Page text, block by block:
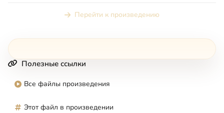
Перейти к произведению
Полезные ссылки
Все файлы произведения
Этот файл в произведении